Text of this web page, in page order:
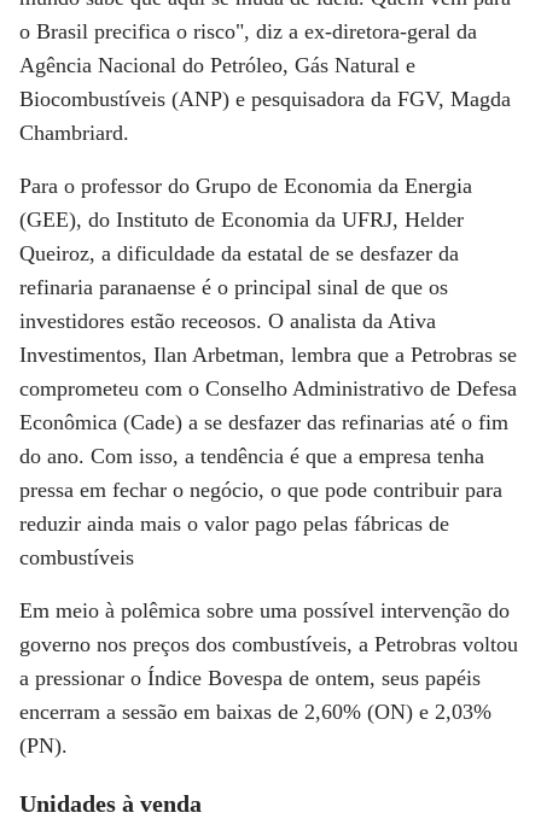
o Brasil precifica o risco", diz a ex-diretora-geral da
Agência Nacional do Petróleo, Gás Natural e
Biocombustíveis (ANP) e pesquisadora da FGV, Magda
Chambriard.
Para o professor do Grupo de Economia da Energia
(GEE), do Instituto de Economia da UFRJ, Helder
Queiroz, a dificuldade da estatal de se desfazer da
refinaria paranaense é o principal sinal de que os
investidores estão receosos. O analista da Ativa
Investimentos, Ilan Arbetman, lembra que a Petrobras se
comprometeu com o Conselho Administrativo de Defesa
Econômica (Cade) a se desfazer das refinarias até o fim
do ano. Com isso, a tendência é que a empresa tenha
pressa em fechar o negócio, o que pode contribuir para
reduzir ainda mais o valor pago pelas fábricas de
combustíveis
Em meio à polêmica sobre uma possível intervenção do
governo nos preços dos combustíveis, a Petrobras voltou
a pressionar o Índice Bovespa de ontem, seus papéis
encerram a sessão em baixas de 2,60% (ON) e 2,03%
(PN).
Unidades à venda